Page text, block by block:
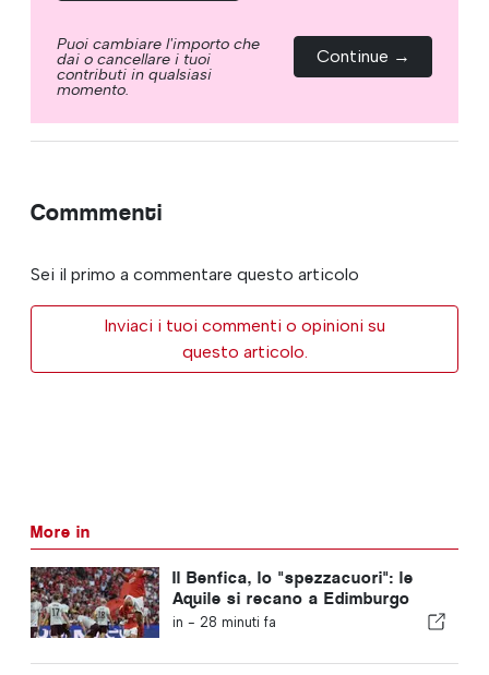
Puoi cambiare l'importo che
dai o cancellare i tuoi
contributi in qualsiasi
momento.
Continue →
Commmenti
Sei il primo a commentare questo articolo
Inviaci i tuoi commenti o opinioni su
questo articolo.
More in
Il Benfica, lo "spezzacuori": le
Aquile si recano a Edimburgo
con un piede già nella fase
in - 28 minuti fa